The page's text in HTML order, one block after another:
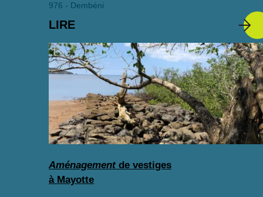
976 - Dembéni
LIRE
Aménagement de vestiges
à Mayotte